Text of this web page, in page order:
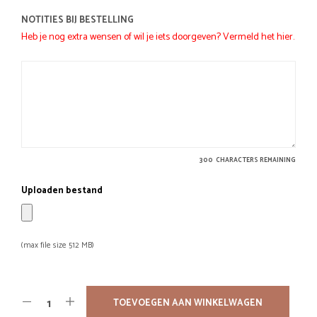
NOTITIES BIJ BESTELLING
Heb je nog extra wensen of wil je iets doorgeven? Vermeld het hier.
300 CHARACTERS REMAINING
Uploaden bestand
(max file size 512 MB)
TOEVOEGEN AAN WINKELWAGEN